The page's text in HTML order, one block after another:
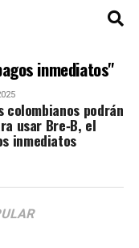
inmediatos"
colombianos podrán
usar Bre‑B, el
inmediatos